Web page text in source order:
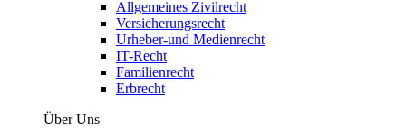
Allgemeines Zivilrecht
Versicherungsrecht
Urheber-und Medienrecht
IT-Recht
Familienrecht
Erbrecht
Über Uns